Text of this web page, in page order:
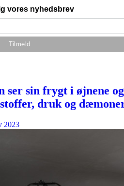
vores nyhedsbrev
ser sin frygt i øjnene og
druk og
2023